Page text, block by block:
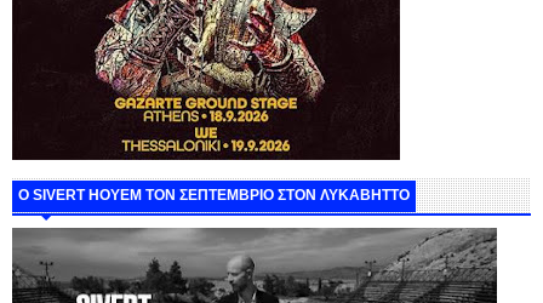
Ο SIVERT HOYEM ΤΟΝ ΣΕΠΤΕΜΒΡΙΟ ΣΤΟΝ ΛΥΚΑΒΗΤΤΟ